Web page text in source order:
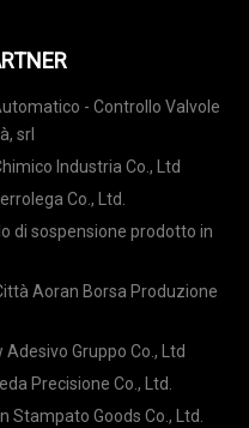
- Controllo Valvole
srl
Industria Co., Ltd
Co., Ltd.
di sospensione prodotto in
Aoran Borsa Produzione
Gruppo Co., Ltd
Precisione Co., Ltd.
Stampato Goods Co., Ltd.